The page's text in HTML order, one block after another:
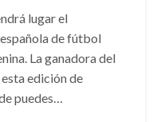
lugar el
de fútbol
La ganadora del
edición de
puedes…